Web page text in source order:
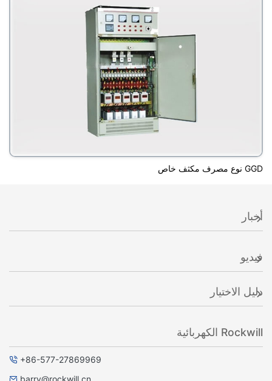
GGD نوع مصرف مكثف خاص
أخبار
فيديو
دليل الاختيار
Rockwill الكهربائية
+86-577-27869969
barry@rockwill.cn